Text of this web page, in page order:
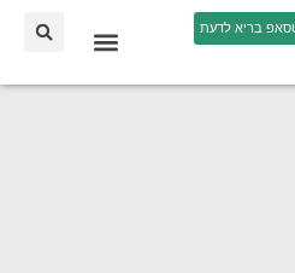
בריא לדעת